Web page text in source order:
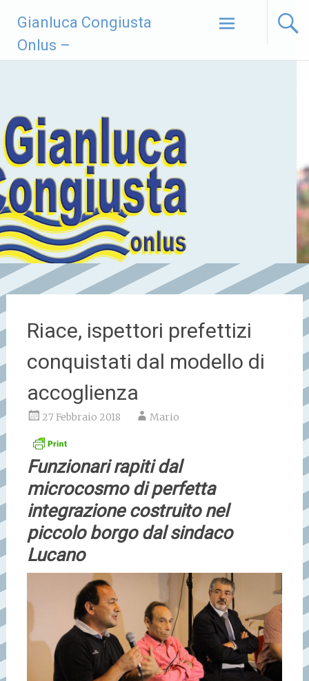
contenuto
Gianluca Congiusta
Onlus –
Riace, ispettori prefettizi
conquistati dal modello di
accoglienza
27 Febbraio 2018 Mario
Funzionari rapiti dal
microcosmo di perfetta
integrazione costruito nel
piccolo borgo dal sindaco
Lucano